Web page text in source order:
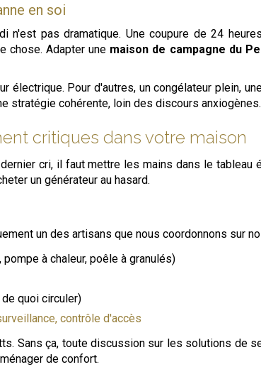
en soi
n'est pas dramatique. Une coupure de 24
chose. Adapter une maison de campagne du
électrique. Pour d'autres, un congélateur plein,
stratégie cohérente, loin des discours anxiogènes.
critiques dans votre maison
cri, il faut mettre les mains dans le
un générateur au hasard.
un des artisans que nous coordonnons sur
à chaleur, poêle à granulés)
quoi circuler)
contrôle d'accès
Sans ça, toute discussion sur les solutions de
de confort.